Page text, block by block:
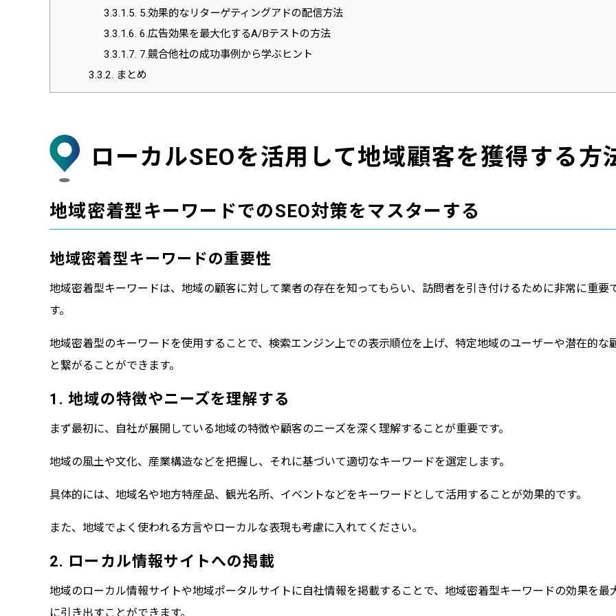
3.3.1.5. 5.効果的なリターゲティングアドの配信方法
3.3.1.6. 6.広告効果を最大化するA/Bテストの方法
3.3.1.7. 7.競合他社の成功事例から学ぶヒント
3.3.2. まとめ
ローカルSEOを活用して地域顧客を獲得する方
地域密着型キーワードでのSEO対策をマスターする
地域密着型キーワードの重要性
地域密着型キーワードは、地域の顧客に対して業者の存在を知ってもらい、訪問者を引き付けるために非常に重要
す。
地域密着型のキーワードを使用することで、検索エンジン上での表示順位を上げ、特定地域のユーザーや潜在的な
と繋がることができます。
1. 地域の特徴やニーズを理解する
まず最初に、自社が展開している地域の特徴や顧客のニーズを深く理解することが重要です。
地域の風土や文化、産業構造などを把握し、それに基づいて適切なキーワードを選定します。
具体的には、地域名や地方特産品、観光名所、イベントなどをキーワードとして活用することが効果的です。
また、地域でよく使われる方言やローカルな表現も考慮に入れてください。
2. ローカル情報サイトへの掲載
地域のローカル情報サイトや地域ポータルサイトに自社情報を掲載することで、地域密着型キーワードの効果を最
に引き出すことができます。